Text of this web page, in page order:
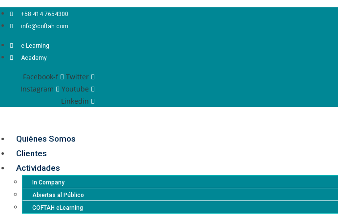
Ir
al
contenido
+58 414 7654300
info@coftah.com
e-Learning
Academy
Facebook-f
Twitter
Instagram
Youtube
Linkedin
Quiénes Somos
Clientes
Actividades
In Company
Abiertas al Público
COFTAH eLearning